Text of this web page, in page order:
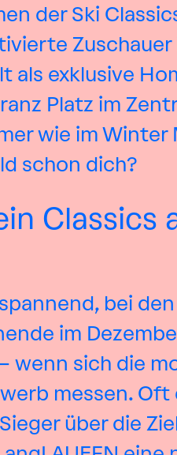
der Ski
als exklusive
Platz im
wie im
schon dich?
Classics
bei
im
wenn sich die
messen.
über die